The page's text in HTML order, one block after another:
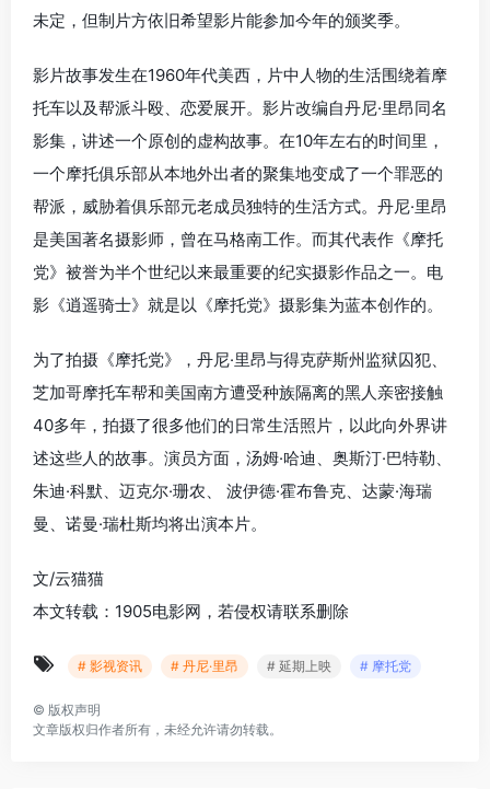
未定，但制片方依旧希望影片能参加今年的颁奖季。
影片故事发生在1960年代美西，片中人物的生活围绕着摩
托车以及帮派斗殴、恋爱展开。影片改编自丹尼·里昂同名
影集，讲述一个原创的虚构故事。在10年左右的时间里，
一个摩托俱乐部从本地外出者的聚集地变成了一个罪恶的
帮派，威胁着俱乐部元老成员独特的生活方式。丹尼·里昂
是美国著名摄影师，曾在马格南工作。而其代表作《摩托
党》被誉为半个世纪以来最重要的纪实摄影作品之一。电
影《逍遥骑士》就是以《摩托党》摄影集为蓝本创作的。
为了拍摄《摩托党》，丹尼·里昂与得克萨斯州监狱囚犯、
芝加哥摩托车帮和美国南方遭受种族隔离的黑人亲密接触
40多年，拍摄了很多他们的日常生活照片，以此向外界讲
述这些人的故事。演员方面，汤姆·哈迪、奥斯汀·巴特勒、
朱迪·科默、迈克尔·珊农、 波伊德·霍布鲁克、达蒙·海瑞
曼、诺曼·瑞杜斯均将出演本片。
文/云猫猫
本文转载：1905电影网，若侵权请联系删除
# 影视资讯 # 丹尼·里昂 # 延期上映 # 摩托党
© 版权声明
文章版权归作者所有，未经允许请勿转载。